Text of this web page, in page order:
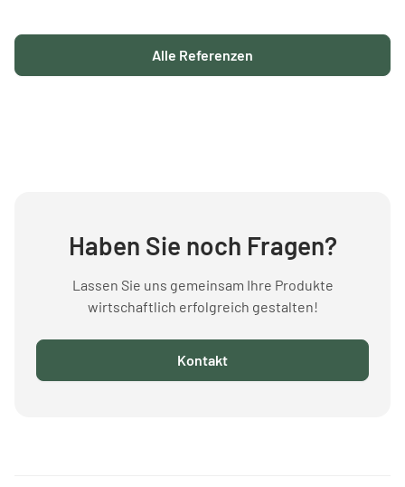
Alle Referenzen
Haben Sie noch Fragen?
Lassen Sie uns gemeinsam Ihre Produkte
wirtschaftlich erfolgreich gestalten!
Kontakt